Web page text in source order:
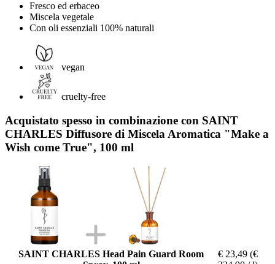
Fresco ed erbaceo
Miscela vegetale
Con oli essenziali 100% naturali
vegan
cruelty-free
Acquistato spesso in combinazione con SAINT
CHARLES Diffusore di Miscela Aromatica "Make a
Wish come True", 100 ml
SAINT CHARLES Head Pain Guard Room
€ 23,49 (€